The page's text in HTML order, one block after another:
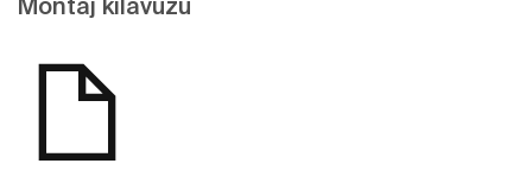
Montaj kılavuzu